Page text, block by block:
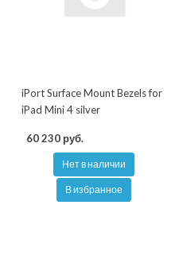
iPort Surface Mount Bezels for
iPad Mini 4 silver
60 230 руб.
Нет в наличии
В избранное